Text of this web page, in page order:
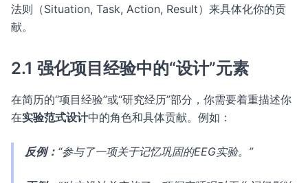
法则（Situation, Task, Action, Result）来具体化你的贡
献。
2.1 强化项目经验中的“设计”元素
在简历的“项目经验”或“研究经历”部分，你需要着重描述你
在实验范式设计中的角色和具体贡献。例如：
反例： “参与了一项关于记忆巩固的EEG实验。”